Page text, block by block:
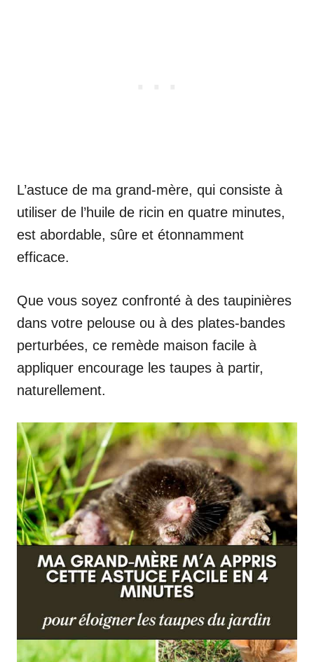
L’astuce de ma grand-mère, qui consiste à
utiliser de l’huile de ricin en quatre minutes,
est abordable, sûre et étonnamment
efficace.
Que vous soyez confronté à des taupinières
dans votre pelouse ou à des plates-bandes
perturbées, ce remède maison facile à
appliquer encourage les taupes à partir,
naturellement.